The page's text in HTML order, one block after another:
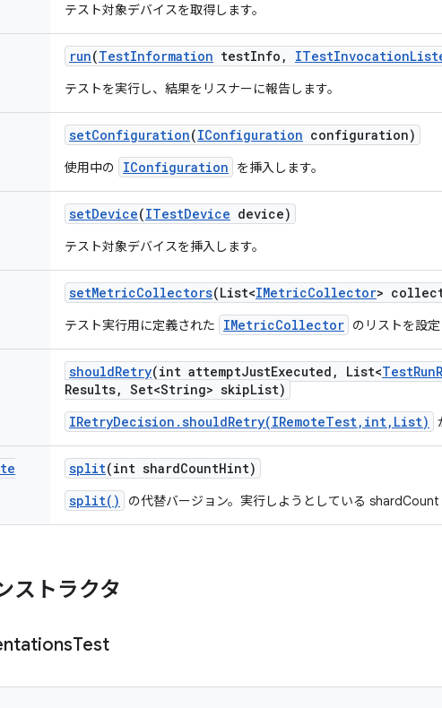
テスト対象デバイスを取得します。
run(TestInformation testInfo , ITestInvocation
テストを実行し、結果をリスナーに報告します。
setConfiguration(IConfiguration configuration)
使用中の IConfiguration を挿入します。
setDevice(ITestDevice device)
テスト対象デバイスを挿入します。
setMetricCollectors(List<IMetricCollector>
テスト実行用に定義された IMetricCollector のリストを設定
shouldRetry(int attemptJustExecuted , List<TestRun
Results, Set<String> skipList)
IRetryDecision.shouldRetry(IRemoteTest,int,List)
split(int shardCountHint)
split()
の代替バージョン。実行しようとしている shardCount
ストラクタ
Test